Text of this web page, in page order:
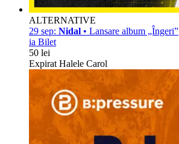
ALTERNATIVE
29 sep: Nidal • Lansare album „Îngeri”
ia Bilet
50 lei
Expirat Halele Carol